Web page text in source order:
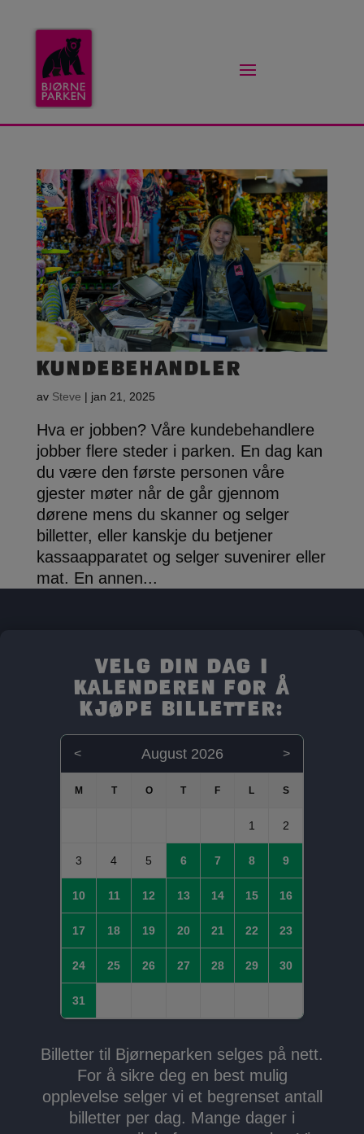
Kundebehandler
av Steve | jan 21, 2025
Hva er jobben? Våre kundebehandlere
jobber flere steder i parken. En dag kan
du være den første personen våre
gjester møter når de går gjennom
dørene mens du skanner og selger
billetter, eller kanskje du betjener
kassaapparatet og selger suvenirer eller
mat. En annen...
Velg din dag i
kalenderen for å
kjøpe billetter:
< August 2026 >
1 2
3 4 5 6 7 8 9
10 11 12 13 14 15 16
17 18 19 20 21 22 23
24 25 26 27 28 29 30
31
Billetter til Bjørneparken selges på nett.
For å sikre deg en best mulig
opplevelse selger vi et begrenset antall
billetter per dag. Mange dager i